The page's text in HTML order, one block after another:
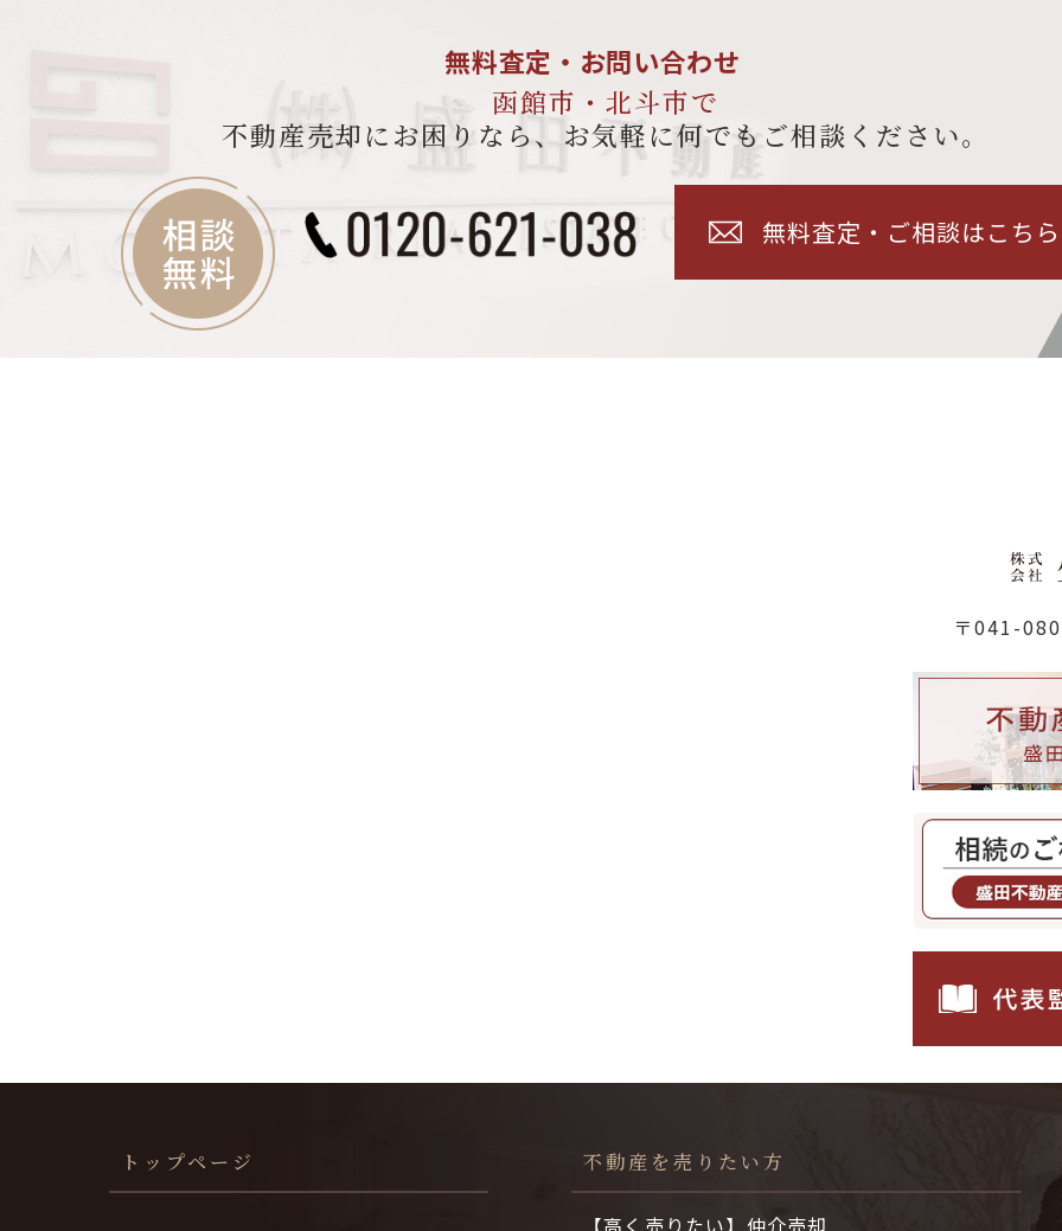
無料査定・お問い合わせ
函館市・北斗市で
不動産売却にお困りなら、 お気軽に何でもご相談ください。
無料査定・ご相談はこちら
〒041-
トップページ 不動産を売りたい方
【高く売りたい】仲介売却